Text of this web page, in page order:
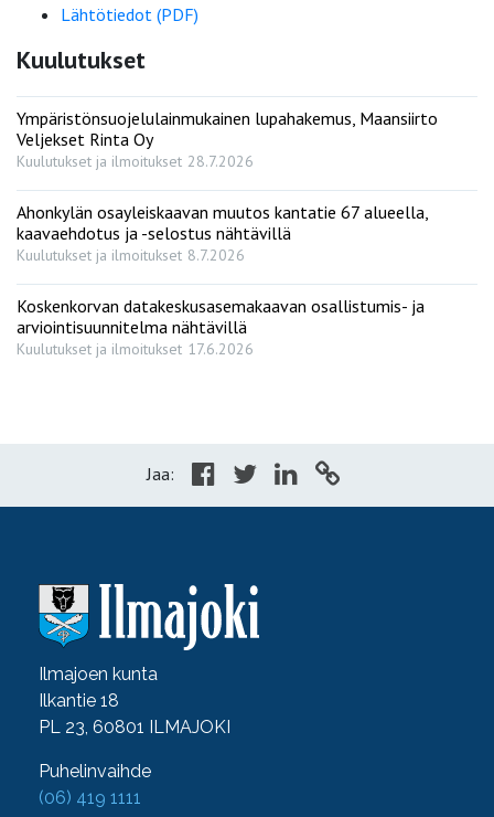
Lähtötiedot (PDF)
Kuulutukset
Ympäristönsuojelulainmukainen lupahakemus, Maansiirto
Veljekset Rinta Oy
Kuulutukset ja ilmoitukset 28.7.2026
Ahonkylän osayleiskaavan muutos kantatie 67 alueella,
kaavaehdotus ja -selostus nähtävillä
Kuulutukset ja ilmoitukset 8.7.2026
Koskenkorvan datakeskusasemakaavan osallistumis- ja
arviointisuunnitelma nähtävillä
Kuulutukset ja ilmoitukset 17.6.2026
Jaa:
Ilmajoen kunta
Ilkantie 18
PL 23, 60801 ILMAJOKI
Puhelinvaihde
(06) 419 1111